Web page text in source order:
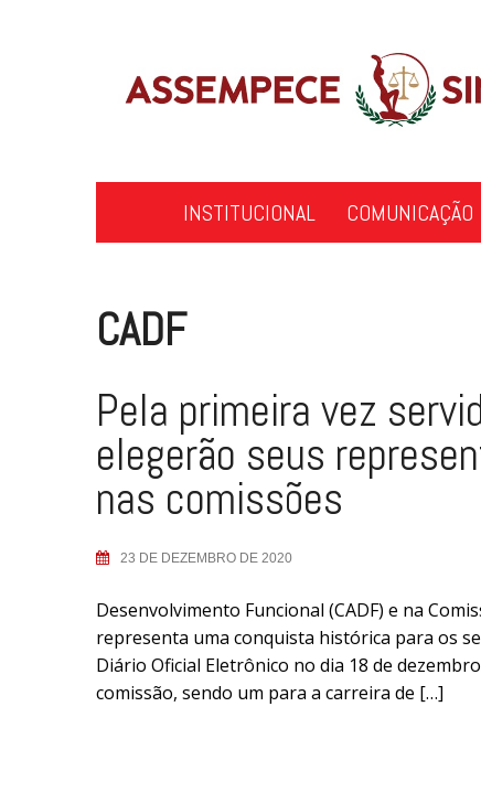
INSTITUCIONAL COMUNICAÇÃO
CADF
Pela primeira vez
elegerão seus
nas comissões
23 DE DEZEMBRO DE 2020
Desenvolvimento Funcional (CADF) e na
representa uma conquista histórica para os
Diário Oficial Eletrônico no dia 18 de
comissão, sendo um para a carreira de […]